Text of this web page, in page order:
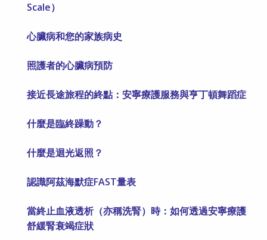
Scale）
心臟病和您的家族病史
照護者的心臟病預防
接近長途旅程的終點：安寧療護服務與亨丁頓舞蹈症
什麼是臨終躁動？
什麼是迴光返照？
認識阿茲海默症FAST量表
當終止血液透析（亦稱洗腎）時：如何透過安寧療護
舒緩腎衰竭症狀